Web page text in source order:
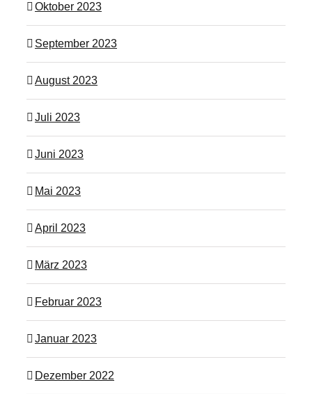
Oktober 2023
September 2023
August 2023
Juli 2023
Juni 2023
Mai 2023
April 2023
März 2023
Februar 2023
Januar 2023
Dezember 2022